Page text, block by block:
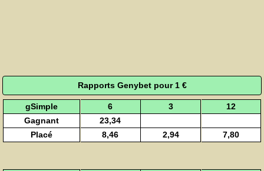
Rapports Genybet pour 1 €
gSimple 6 3
12
Gagnant
23,34
Placé
8,46 2,94 7,80